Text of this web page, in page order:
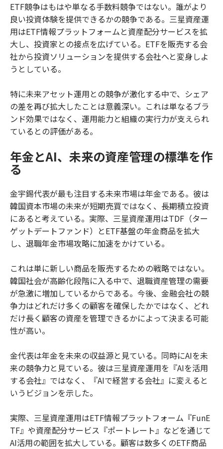
ETF競争はもはや単なる手数料競争ではない。誰がより
良い投資体験を提供できるかの競争である。三星資産運
用はETF情報プラットフォームと資産配分サービスを拡
大し、投資家との接点を広げている。ETFを販売する会
社から投資ソリューションを提供する会社へと変身しよ
うとしている。
特に未来アセット運用との競争が激化する中で、シェア
の差を再び拡大したことは意義深い。これは単なるブラ
ンド効果ではなく、運用能力と組織の実行力が支えられ
ているとの評価がある。
年金とAI、未来の資産管理の標準を作
る
金宇錫代表が最も注目する未来市場は年金である。彼は
韓国資本市場の未来が短期売買ではなく、長期積立投資
にあると考えている。実際、三星資産運用はTDF（ター
ゲットデートファンド）とETF基盤の年金商品を拡大
し、退職年金市場攻略に加速をかけている。
これは単に新しい商品を販売するための戦略ではない。
韓国社会が高齢化段階に入る中で、退職資産管理の需要
が急激に増加しているからである。今後、金融会社の競
争力はどれだけ多くの顧客を確保したかではなく、どれ
だけ長く顧客の資産を管理できるかによって決まる可能
性が高い。
金代表は年金を未来の収益源と見ている。同時にAIを未
来の競争力と見ている。彼は三星資産運用を『AIを活用
する会社』ではなく、『AIで経営する会社』に変えると
いうビジョンを示した。
実際、三星資産運用はETF情報プラットフォーム『FunE
TF』や資産配分サービス『ポートレート』などを通じて
AI活用の範囲を拡大している。顧客は数多くのETF商品